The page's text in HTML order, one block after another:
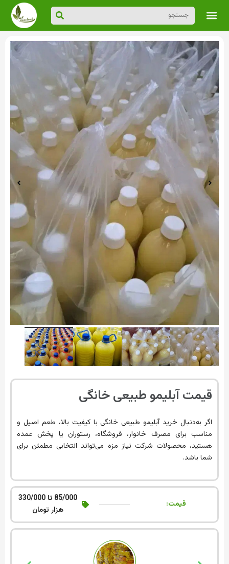
قیمت آبلیمو طبیعی خانگی
اگر به‌دنبال خرید آبلیمو طبیعی خانگی با کیفیت بالا، طعم اصیل و
مناسب برای مصرف خانوار، فروشگاه، رستوران یا پخش عمده
هستید، محصولات شرکت نیاز مزه می‌تواند انتخابی مطمئن برای
شما باشد.
قیمت:
85/000 تا 330/000
هزار تومان